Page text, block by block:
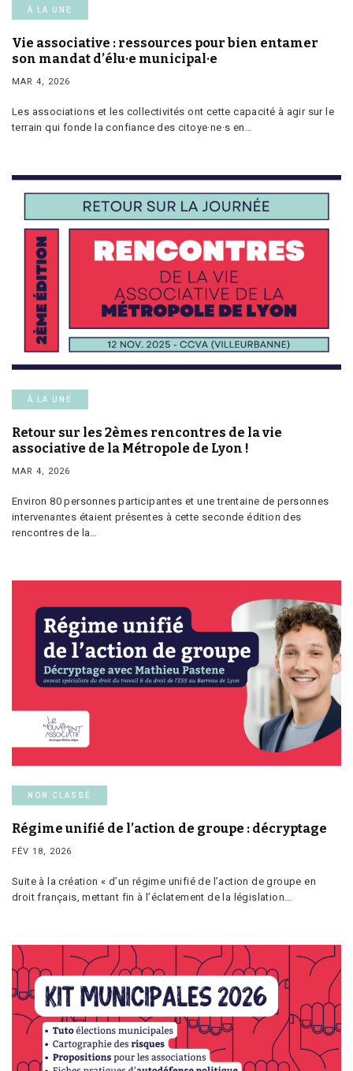
À LA UNE
Vie associative : ressources pour bien entamer
son mandat d’élu·e municipal·e
MAR 4, 2026
Les associations et les collectivités ont cette capacité à agir sur le
terrain qui fonde la confiance des citoye·ne·s en…
À LA UNE
Retour sur les 2èmes rencontres de la vie
associative de la Métropole de Lyon !
MAR 4, 2026
Environ 80 personnes participantes et une trentaine de personnes
intervenantes étaient présentes à cette seconde édition des
rencontres de la…
NON CLASSÉ
Régime unifié de l’action de groupe : décryptage
FÉV 18, 2026
Suite à la création « d’un régime unifié de l’action de groupe en
droit français, mettant fin à l’éclatement de la législation…